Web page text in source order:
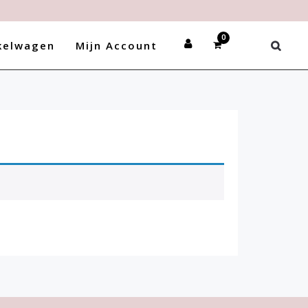
stuur gerust een mail.
Mijn Account